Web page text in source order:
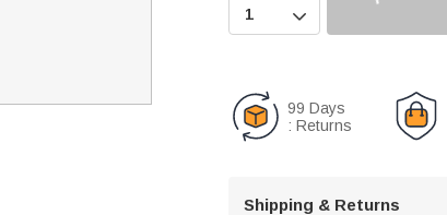

99 Days
: Returns
Shipping & Returns